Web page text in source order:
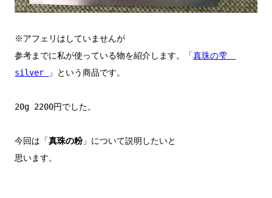
※アフェリはしていませんが
参考までに私が使っている物を紹介します。「真珠の雫
silver
」という商品です。
20g 2200円でした。
今回は「真珠の粉」について説明したいと
思います。